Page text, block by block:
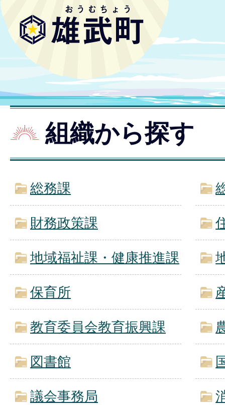
組織から探す
総務課
財務政策課
地域福祉課・健康推進課
保育所
教育委員会教育振興課
図書館
議会事務局